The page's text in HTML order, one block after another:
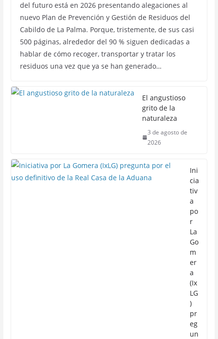
del futuro está en 2026 presentando alegaciones al
nuevo Plan de Prevención y Gestión de Residuos del
Cabildo de La Palma. Porque, tristemente, de sus casi
500 páginas, alrededor del 90 % siguen dedicadas a
hablar de cómo recoger, transportar y tratar los
residuos una vez que ya se han generado…
El angustioso
grito de la
naturaleza
3 de agosto de
2026
Ini
cia
tiv
a
po
r
La
Go
m
er
a
(Ix
LG
)
pr
eg
un